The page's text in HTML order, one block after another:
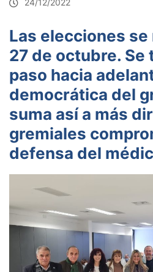
Las elecciones
27 de octubre. Se
paso hacia
democrática del
suma así a más
gremiales
defensa del